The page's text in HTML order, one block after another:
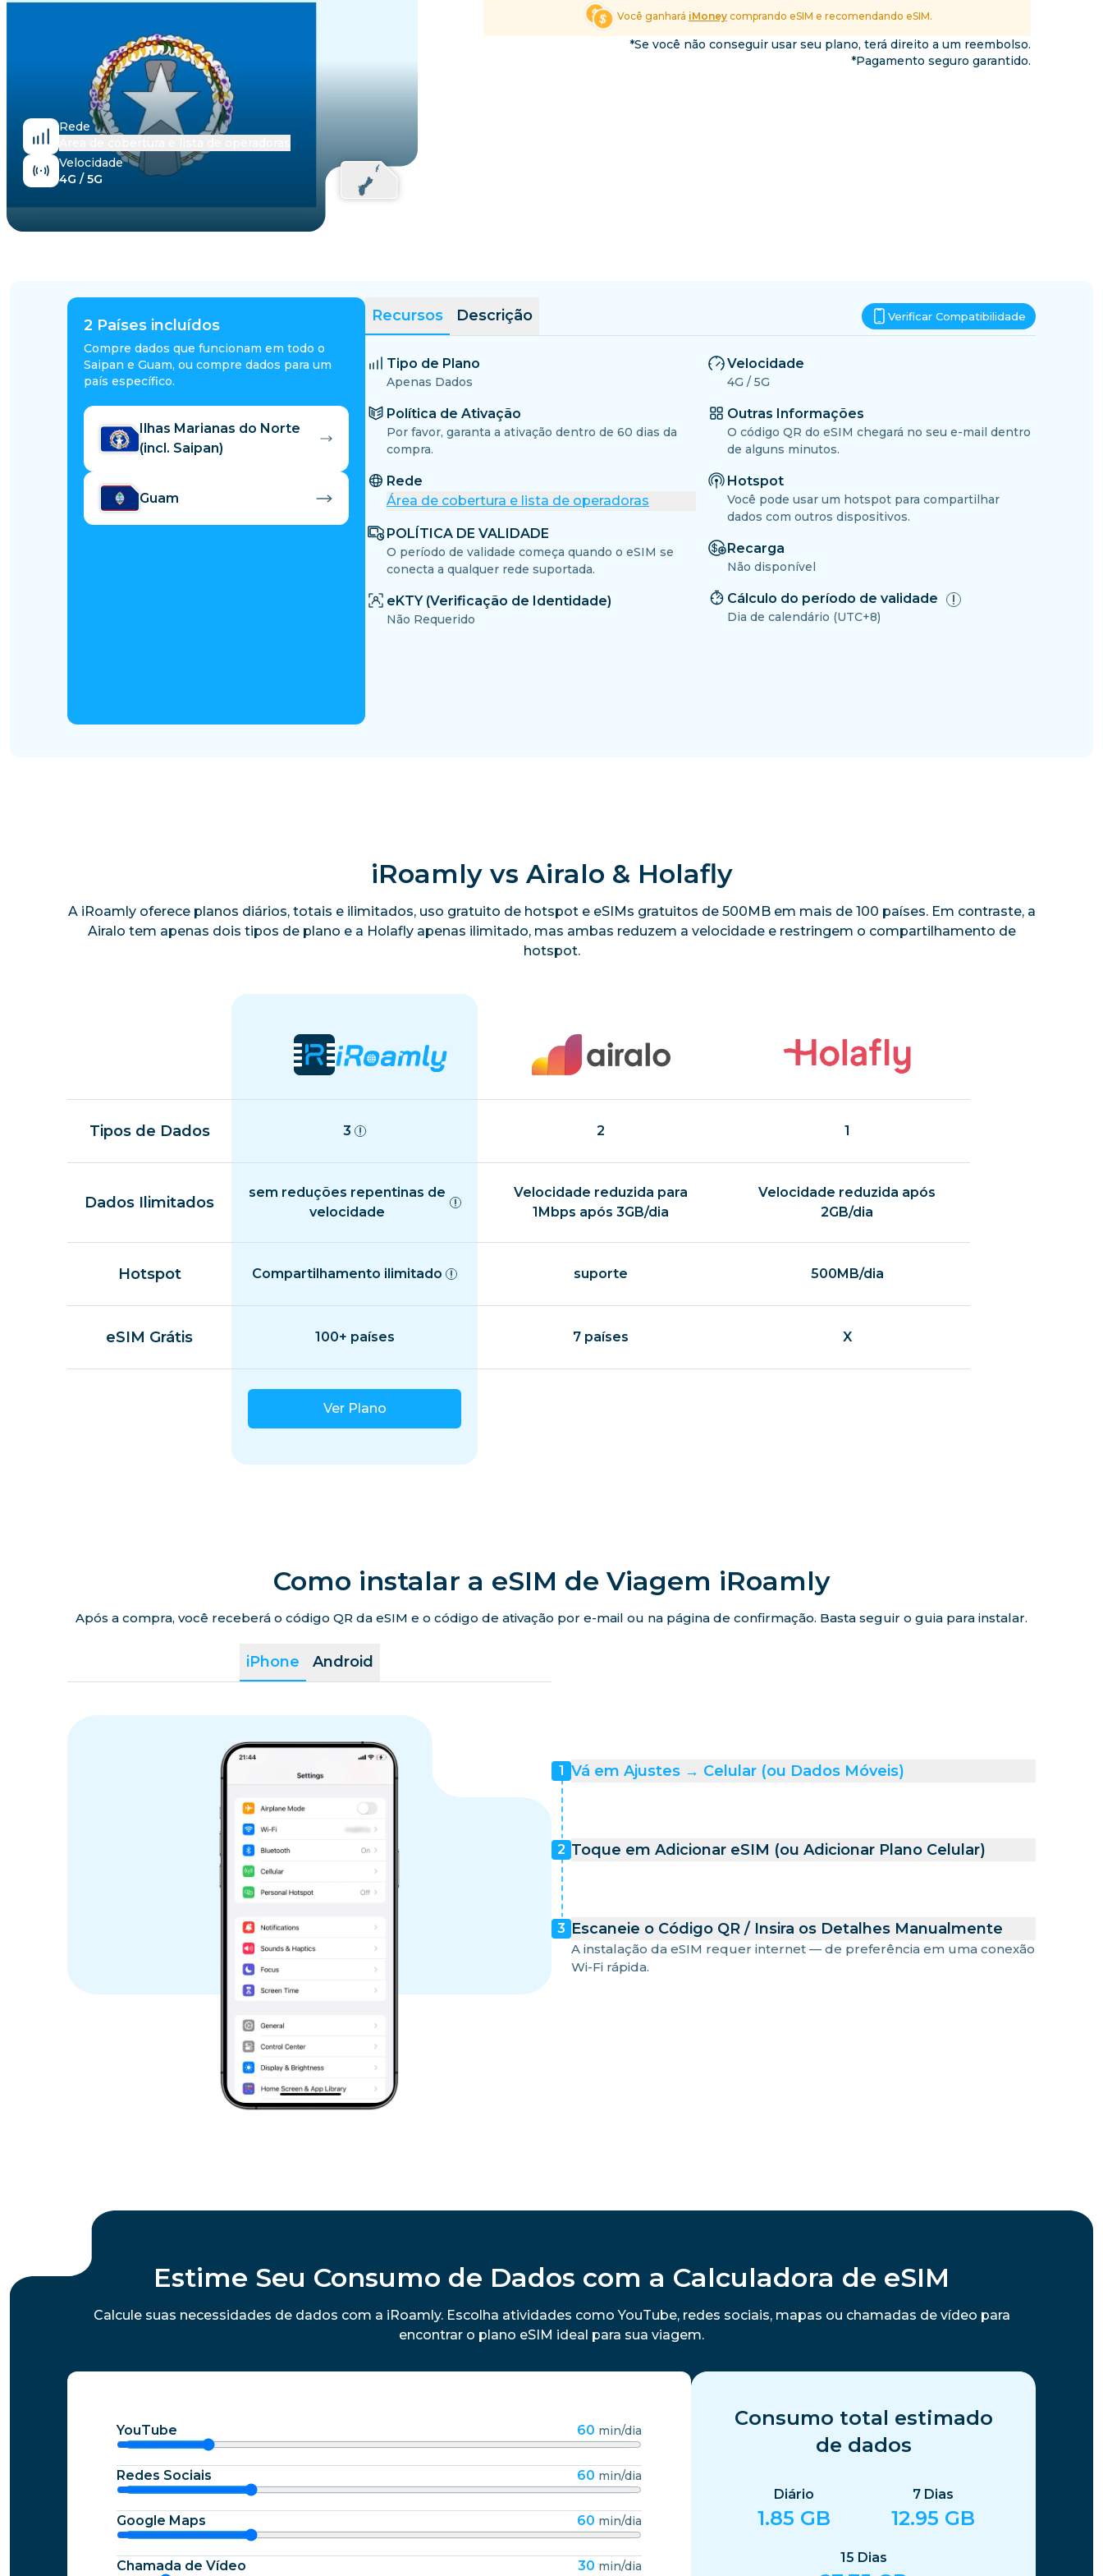
Explore Todos os Destinos
Rede
Velocidade
4G / 5G
Você ganhará iMoneycomprando eSIM e recomendando eSIM.
*Se você não conseguir usar seu plano, terá direito a um reembolso.
*Pagamento seguro garantido.
2 Países incluídos
Compre dados que funcionam em todo o
Saipan e Guam, ou compre dados para um
país específico.
Ilhas Marianas do Norte
(incl. Saipan)
Guam
Recursos Descrição Verificar Compatibilidade
Tipo de Plano
Apenas Dados
Política de Ativação
Por favor, garanta a ativação dentro de 60 dias da
compra.
Rede
Área de cobertura e lista de operadoras
POLÍTICA DE VALIDADE
O período de validade começa quando o eSIM se
conecta a qualquer rede suportada.
eKTY (Verificação de Identidade)
Não Requerido
Velocidade
4G / 5G
Outras Informações
O código QR do eSIM chegará no seu e-mail dentro
de alguns minutos.
Hotspot
Você pode usar um hotspot para compartilhar
dados com outros dispositivos.
Recarga
Não disponível
Cálculo do período de validade
Dia de calendário (UTC+8)
iRoamly vs Airalo & Holafly
A iRoamly oferece planos diários, totais e ilimitados, uso gratuito de hotspot e eSIMs gratuitos de 500MB em mais de 100 países. Em contraste, a
Airalo tem apenas dois tipos de plano e a Holafly apenas ilimitado, mas ambas reduzem a velocidade e restringem o compartilhamento de
hotspot.
Tipos de Dados 3 2 1
Dados Ilimitados
sem reduções repentinas de
velocidade
Velocidade reduzida para
1Mbps após 3GB/dia
Velocidade reduzida após
2GB/dia
Hotspot Compartilhamento ilimitado suporte 500MB/dia
eSIM Grátis 100+ países 7 países X
Ver Plano
Como instalar a eSIM de Viagem iRoamly
Após a compra, você receberá o código QR da eSIM e o código de ativação por e-mail ou na página de confirmação. Basta seguir o guia para instalar.
iPhone Android
1 Vá em Ajustes → Celular (ou Dados Móveis)
2 Toque em Adicionar eSIM (ou Adicionar Plano Celular)
3 Escaneie o Código QR / Insira os Detalhes Manualmente
A instalação da eSIM requer internet — de preferência em uma conexão
Wi-Fi rápida.
Estime Seu Consumo de Dados com a Calculadora de eSIM
Calcule suas necessidades de dados com a iRoamly. Escolha atividades como YouTube, redes sociais, mapas ou chamadas de vídeo para
encontrar o plano eSIM ideal para sua viagem.
YouTube 60 min/dia
Redes Sociais 60 min/dia
Google Maps 60 min/dia
Chamada de Vídeo 30 min/dia
Consumo total estimado
de dados
Diário
1.85 GB
7 Dias
12.95 GB
15 Dias